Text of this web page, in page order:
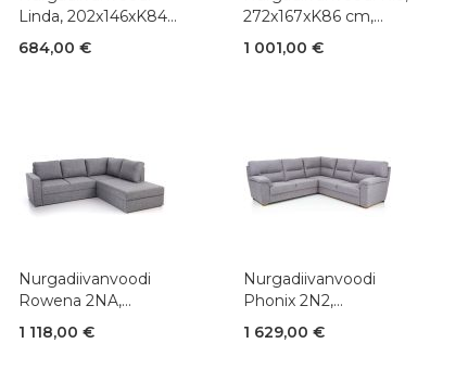
Linda, 202x146xK84
cm, kangas
684,00 €
272x167xK86 cm,
kangas+ kunstnahk
1 001,00 €
Nurgadiivanvoodi
Rowena 2NA,
240x215xK88 cm,
kangas
1 118,00 €
Nurgadiivanvoodi
Phonix 2N2,
255x255xK95 cm,
kangas
1 629,00 €